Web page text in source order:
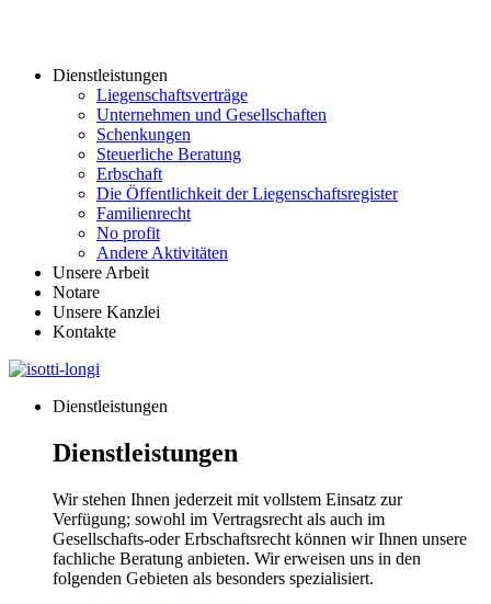
Dienstleistungen
Liegenschaftsverträge
Unternehmen und Gesellschaften
Schenkungen
Steuerliche Beratung
Erbschaft
Die Öffentlichkeit der Liegenschaftsregister
Familienrecht
No profit
Andere Aktivitäten
Unsere Arbeit
Notare
Unsere Kanzlei
Kontakte
Dienstleistungen
Dienstleistungen
Wir stehen Ihnen jederzeit mit vollstem Einsatz zur
Verfügung; sowohl im Vertragsrecht als auch im
Gesellschafts-oder Erbschaftsrecht können wir Ihnen unsere
fachliche Beratung anbieten. Wir erweisen uns in den
folgenden Gebieten als besonders spezialisiert.